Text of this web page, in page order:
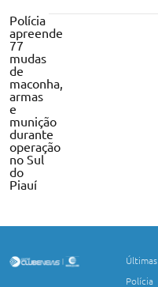
Polícia
apreende
77
mudas
de
maconha,
armas
e
munição
durante
operação
no Sul
do
Piauí
Últimas
Polícia